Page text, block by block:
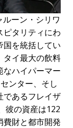
ーン・シリワ
ピタリティにわ
国を統括してい
タイ最大の飲料
なハイパーマー
ンター、そし
であるフレイザ
彼の資産は122
費財と都市開発